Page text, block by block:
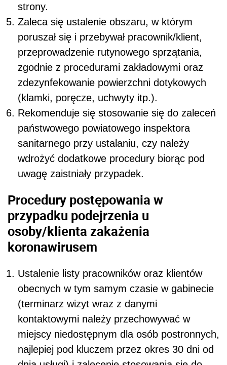
strony.
Zaleca się ustalenie obszaru, w którym
poruszał się i przebywał pracownik/klient,
przeprowadzenie rutynowego sprzątania,
zgodnie z procedurami zakładowymi oraz
zdezynfekowanie powierzchni dotykowych
(klamki, poręcze, uchwyty itp.).
Rekomenduje się stosowanie się do zaleceń
państwowego powiatowego inspektora
sanitarnego przy ustalaniu, czy należy
wdrożyć dodatkowe procedury biorąc pod
uwagę zaistniały przypadek.
Procedury postępowania w
przypadku podejrzenia u
osoby/klienta zakażenia
koronawirusem
Ustalenie listy pracowników oraz klientów
obecnych w tym samym czasie w gabinecie
(terminarz wizyt wraz z danymi
kontaktowymi należy przechowywać w
miejscy niedostępnym dla osób postronnych,
najlepiej pod kluczem przez okres 30 dni od